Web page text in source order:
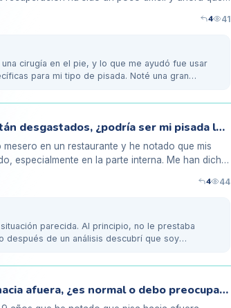
4 41
cirugía en el pie, y lo que me ayudó fue usar
para mi tipo de pisada. Noté una gran
Mis zapatos de trabajo están desgastados, ¿podría ser mi pisada la causa?
en un restaurante y he notado que mis
especialmente en la parte interna. Me han dicho
4 44
parecida. Al principio, no le prestaba
después de un análisis descubrí que soy
Mi hija de 9 años pisotea hacia afuera, ¿es normal o debo preocuparme?